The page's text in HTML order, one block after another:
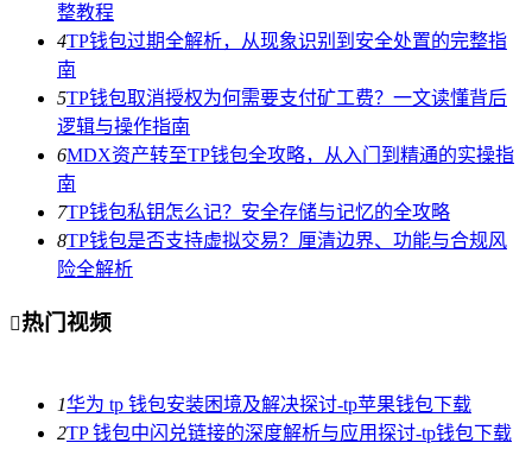
整教程
4TP钱包过期全解析，从现象识别到安全处置的完整指
南
5TP钱包取消授权为何需要支付矿工费？一文读懂背后
逻辑与操作指南
6MDX资产转至TP钱包全攻略，从入门到精通的实操指
南
7TP钱包私钥怎么记？安全存储与记忆的全攻略
8TP钱包是否支持虚拟交易？厘清边界、功能与合规风
险全解析
热门视频
1华为 tp 钱包安装困境及解决探讨-tp苹果钱包下载
2TP 钱包中闪兑链接的深度解析与应用探讨-tp钱包下载